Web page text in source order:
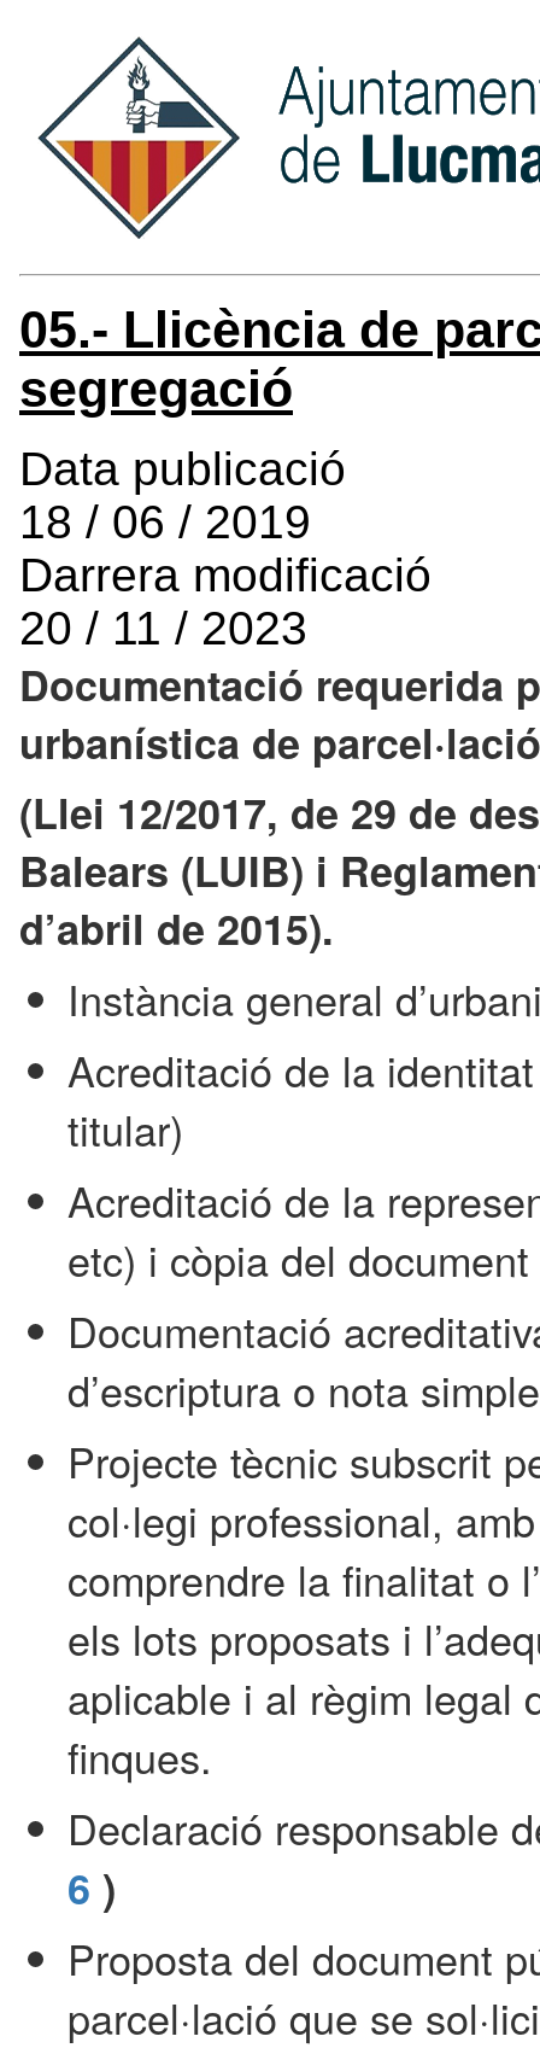
05.- Llicència de
segregació
Data publicació
18 / 06 / 2019
Darrera modificació
20 / 11 / 2023
Documentació requerida
urbanística de
(Llei 12/2017, de 29 de
Balears (LUIB) i
d’abril de 2015).
Instància general
Acreditació de la
titular)
Acreditació de la
etc) i còpia del
Documentació
d’escriptura o nota
Projecte tècnic subscrit
col·legi professional,
comprendre la finalitat o
els lots proposats i
aplicable i al règim legal
finques.
Declaració responsable
6 )
Proposta del document
parcel·lació que se